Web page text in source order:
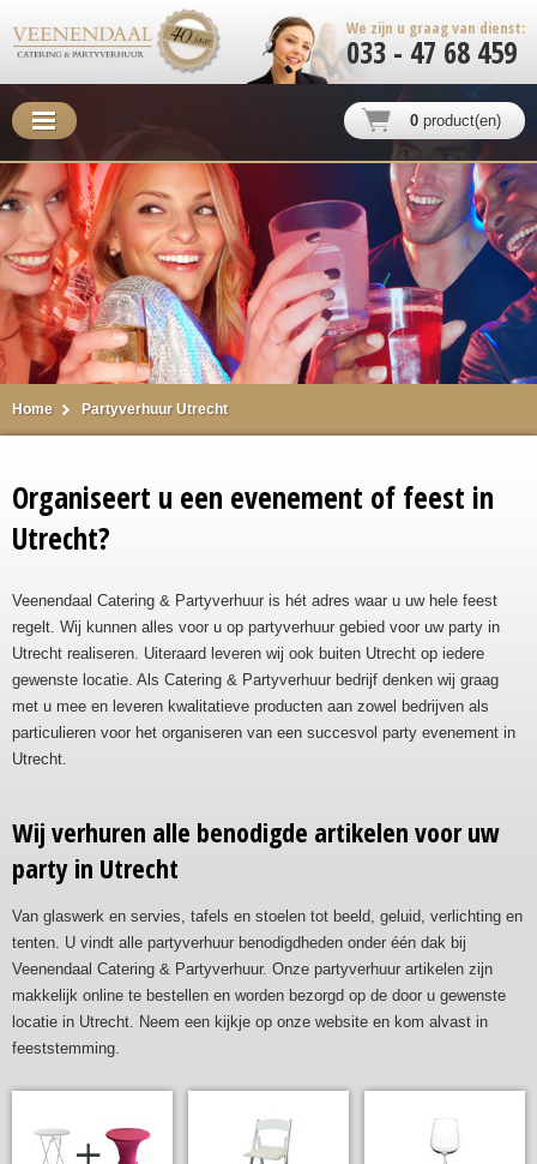
We zijn u graag van dienst:
033 - 47 68 459
0 product(en)
Home Partyverhuur Utrecht
Organiseert u een evenement of feest in
Utrecht?
Veenendaal Catering & Partyverhuur is hét adres waar u uw hele feest
regelt. Wij kunnen alles voor u op partyverhuur gebied voor uw party in
Utrecht realiseren. Uiteraard leveren wij ook buiten Utrecht op iedere
gewenste locatie. Als Catering & Partyverhuur bedrijf denken wij graag
met u mee en leveren kwalitatieve producten aan zowel bedrijven als
particulieren voor het organiseren van een succesvol party evenement in
Utrecht.
Wij verhuren alle benodigde artikelen voor uw
party in Utrecht
Van glaswerk en servies, tafels en stoelen tot beeld, geluid, verlichting en
tenten. U vindt alle partyverhuur benodigdheden onder één dak bij
Veenendaal Catering & Partyverhuur. Onze partyverhuur artikelen zijn
makkelijk online te bestellen en worden bezorgd op de door u gewenste
locatie in Utrecht. Neem een kijkje op onze website en kom alvast in
feeststemming.